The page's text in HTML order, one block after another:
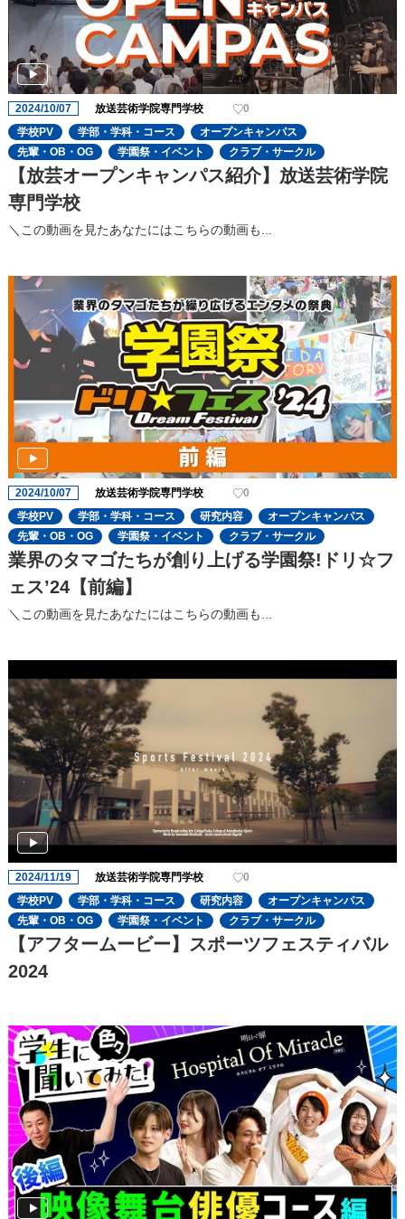
2024/10/07 放送芸術学院専門学校
0
学校PV
学部・学科・コース
オープンキャンパス
先輩・OB・OG
学園祭・イベント クラブ・サークル
【放芸オープンキャンパス紹介】放送芸術学院
専門学校
＼この動画を見たあなたにはこちらの動画も...
2024/10/07 放送芸術学院専門学校
0
学校PV
学部・学科・コース 研究内容
オープンキャンパス
先輩・OB・OG
学園祭・イベント クラブ・サークル
業界のタマゴたちが創り上げる学園祭!ドリ☆フ
ェスʼ24【前編】
＼この動画を見たあなたにはこちらの動画も...
2024/11/19 放送芸術学院専門学校
0
学校PV
学部・学科・コース 研究内容
オープンキャンパス
先輩・OB・OG
学園祭・イベント クラブ・サークル
【アフタームービー】スポーツフェスティバル
2024